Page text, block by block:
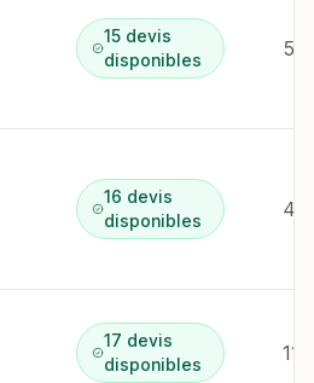
15 devis
disponibles
16 devis
disponibles
17 devis
disponibles